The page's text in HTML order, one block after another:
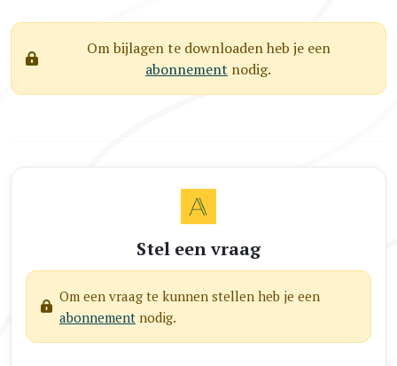
Om bijlagen te downloaden heb je een
abonnement nodig.
Stel een vraag
Om een vraag te kunnen stellen heb je een
abonnement nodig.